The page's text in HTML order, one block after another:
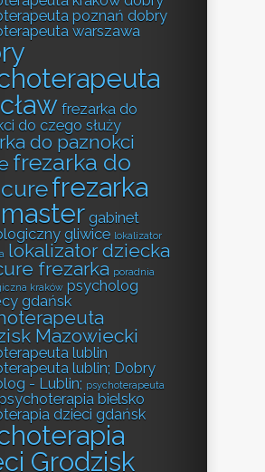
poznań dobry
warszawa
frezarka do
do czego służy
do paznokci
frezarka do
frezarka
gabinet
gliwice lokalizator
lokalizator dziecka
frezarka poradnia
kraków psycholog
gdańsk
Mazowiecki
lublin
lublin; Dobry
- Lublin; psychoterapeuta
bielsko
dzieci gdańsk
Grodzisk